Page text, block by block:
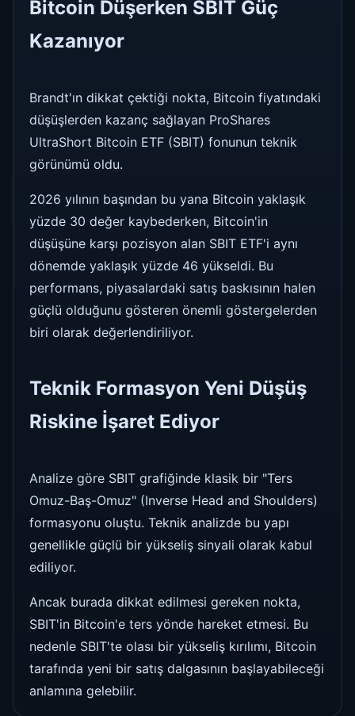
Bitcoin Düşerken SBIT Güç
Kazanıyor
Brandt'ın dikkat çektiği nokta, Bitcoin fiyatındaki
düşüşlerden kazanç sağlayan ProShares
UltraShort Bitcoin ETF (SBIT) fonunun teknik
görünümü oldu.
2026 yılının başından bu yana Bitcoin yaklaşık
yüzde 30 değer kaybederken, Bitcoin'in
düşüşüne karşı pozisyon alan SBIT ETF'i aynı
dönemde yaklaşık yüzde 46 yükseldi. Bu
performans, piyasalardaki satış baskısının halen
güçlü olduğunu gösteren önemli göstergelerden
biri olarak değerlendiriliyor.
Teknik Formasyon Yeni Düşüş
Riskine İşaret Ediyor
Analize göre SBIT grafiğinde klasik bir "Ters
Omuz-Baş-Omuz" (Inverse Head and Shoulders)
formasyonu oluştu. Teknik analizde bu yapı
genellikle güçlü bir yükseliş sinyali olarak kabul
ediliyor.
Ancak burada dikkat edilmesi gereken nokta,
SBIT'in Bitcoin'e ters yönde hareket etmesi. Bu
nedenle SBIT'te olası bir yükseliş kırılımı, Bitcoin
tarafında yeni bir satış dalgasının başlayabileceği
anlamına gelebilir.